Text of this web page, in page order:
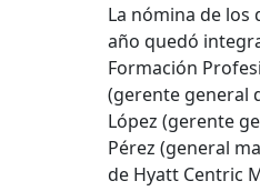
La nómina de los
año quedó
Formación
(gerente general
López (gerente
Pérez (general
de Hyatt Centric